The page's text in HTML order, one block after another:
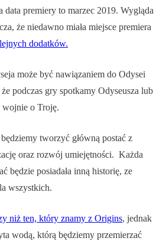
data premiery to marzec 2019. Wygląda
że niedawno miała miejsce premiera
dodatków.
może być nawiązaniem do Odysei
podczas gry spotkamy Odyseusza lub
wojnie o Troję.
tworzyć główną postać z
oraz rozwój umiejętności. Każda
będzie posiadała inną historię, ze
wszystkich.
niż ten, który znamy z Origins, jednak
wodą, którą będziemy przemierzać